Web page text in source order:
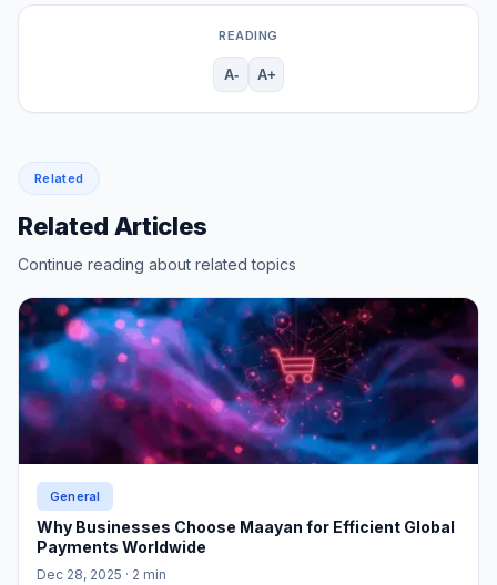
READING
A- A+
Related
Related Articles
Continue reading about related topics
General
Why Businesses Choose Maayan for Efficient Global
Payments Worldwide
Dec 28, 2025 · 2 min